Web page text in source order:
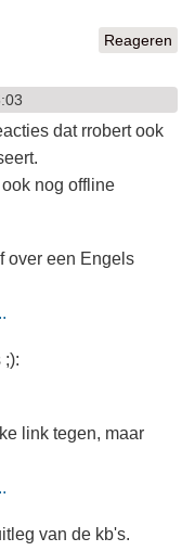
Reageren
dat rrobert ook
nog offline
over een Engels
;):
link tegen, maar
van de kb's.